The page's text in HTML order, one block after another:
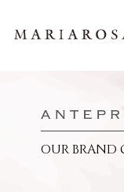
OUR BRAND